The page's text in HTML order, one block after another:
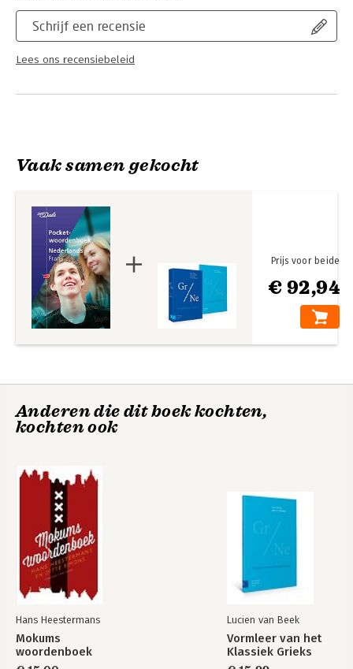
Schrijf een recensie
Lees ons recensiebeleid
Vaak samen gekocht
€ 92,94
Prijs voor beide
Anderen die dit boek kochten,
kochten ook
Hans Heestermans
Mokums
woordenboek
Lucien van Beek
Vormleer van het
Klassiek Grieks